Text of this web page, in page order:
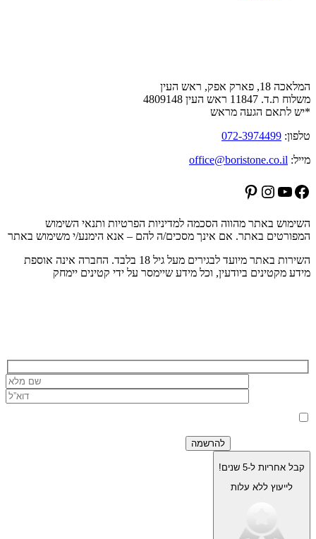
המלאכה 18, פארק אפק, ראש העין
משלוח ת.ד. 11847 ראש העין 4809148
*יש לתאם הגעה מראש
טלפון: 072-3974499
מייל: office@boristone.co.il
Facebook
YouTube
Instagram
Pinterest
השימוש באתר מהווה הסכמה למדיניות הפרטיות ותנאי השימוש
המפורטים באתר. אם אינך מסכים/ה להם – אנא הימנע/י משימוש באתר
השירות באתר מיועד לבגירים מעל גיל 18 בלבד. החברה אינה אוספת
מידע מקטינים ביודעין, וכל מידע שיימסר על ידי קטינים יימחק
קבל אחריות ל-5 שנים!
לייעוץ ללא עלות